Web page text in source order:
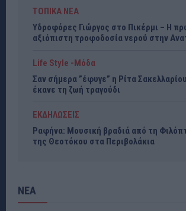
ΤΟΠΙΚΑ ΝΕΑ
Υδροφόρες Γιώργος στο Πικέρμι – Η
αξιόπιστη τροφοδοσία νερού στην
Life Style -Μόδα
Σαν σήμερα ”έφυγε” η Ρίτα
έκανε τη ζωή τραγούδι
ΕΚΔΗΛΩΣΕΙΣ
Ραφήνα: Μουσική βραδιά από τη
της Θεοτόκου στα Περιβολάκια
ΝΕΑ